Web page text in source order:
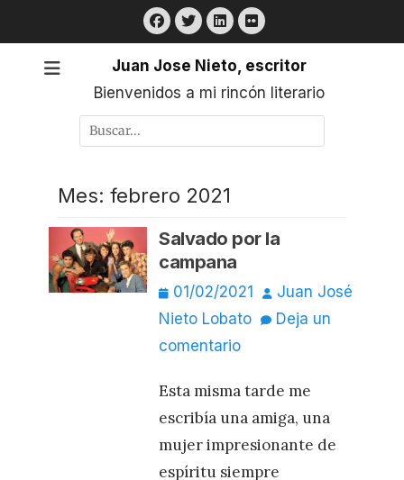
al
contenido
Facebook
Twitter
LinkedIn
Flickr
Juan Jose Nieto, escritor
Bienvenidos a mi rincón literario
Buscar
Mes: febrero 2021
Salvado por la
campana
Publicado
el
01/02/2021 Autor
Juan José
Nieto Lobato
Deja un
comentario
Esta misma tarde me
escribía una amiga, una
mujer impresionante de
espíritu siempre